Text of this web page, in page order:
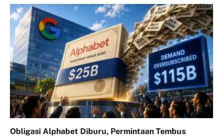
Obligasi Alphabet Diburu, Permintaan Tembus